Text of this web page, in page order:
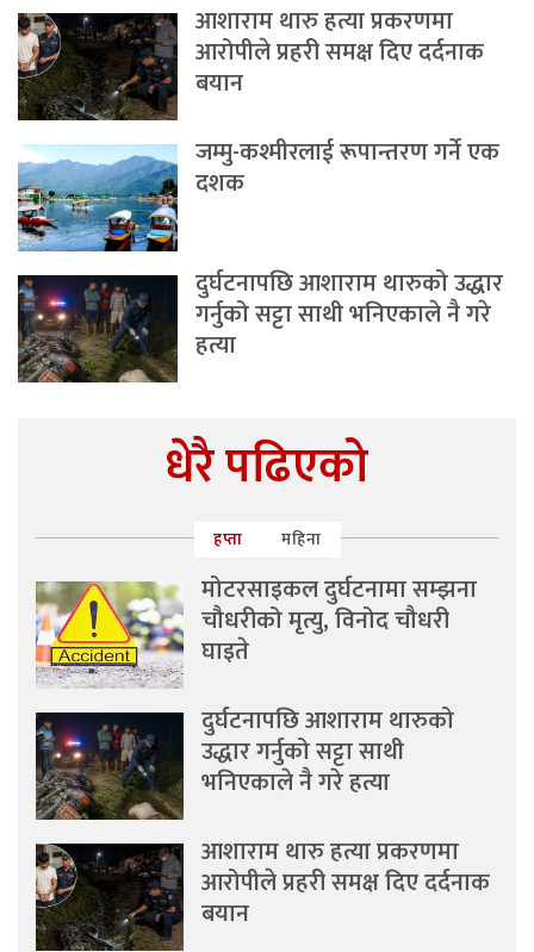
आशाराम थारु हत्या प्रकरणमा
आरोपीले प्रहरी समक्ष दिए दर्दनाक
बयान
जम्मु-कश्मीरलाई रूपान्तरण गर्ने एक
दशक
दुर्घटनापछि आशाराम थारुको उद्धार
गर्नुको सट्टा साथी भनिएकाले नै गरे
हत्या
धेरै पढिएको
हप्ता महिना
मोटरसाइकल दुर्घटनामा सम्झना
चौधरीको मृत्यु, विनोद चौधरी
घाइते
दुर्घटनापछि आशाराम थारुको
उद्धार गर्नुको सट्टा साथी
भनिएकाले नै गरे हत्या
आशाराम थारु हत्या प्रकरणमा
आरोपीले प्रहरी समक्ष दिए दर्दनाक
बयान